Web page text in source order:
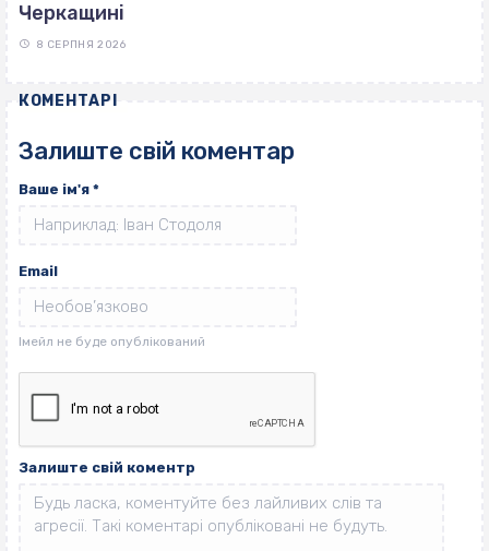
Черкащині
8 СЕРПНЯ 2026
КОМЕНТАРІ
Залиште свій коментар
Ваше ім'я *
Email
Залиште свій коментр